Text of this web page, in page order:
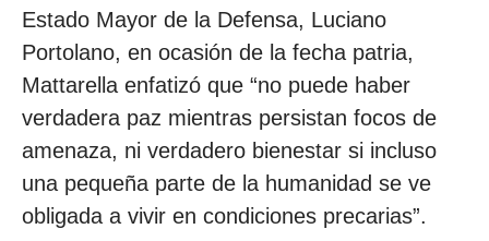
Estado Mayor de la Defensa, Luciano
Portolano, en ocasión de la fecha patria,
Mattarella enfatizó que “no puede haber
verdadera paz mientras persistan focos de
amenaza, ni verdadero bienestar si incluso
una pequeña parte de la humanidad se ve
obligada a vivir en condiciones precarias”.